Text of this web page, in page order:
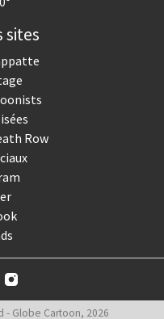
sites
Row
- Globe Cartoon, 2026